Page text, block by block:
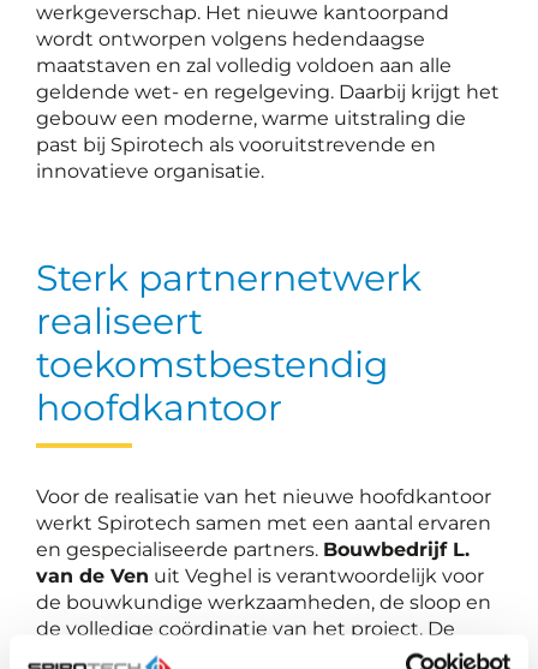
werkgeverschap. Het nieuwe kantoorpand
wordt ontworpen volgens hedendaagse
maatstaven en zal volledig voldoen aan alle
geldende wet- en regelgeving. Daarbij krijgt het
gebouw een moderne, warme uitstraling die
past bij Spirotech als vooruitstrevende en
innovatieve organisatie.
Sterk partnernetwerk
realiseert
toekomstbestendig
hoofdkantoor
Voor de realisatie van het nieuwe hoofdkantoor
werkt Spirotech samen met een aantal ervaren
en gespecialiseerde partners. Bouwbedrijf L.
van de Ven uit Veghel is verantwoordelijk voor
de bouwkundige werkzaamheden, de sloop en
de volledige coördinatie van het project. De
werktuigbouwkundige installaties
worden